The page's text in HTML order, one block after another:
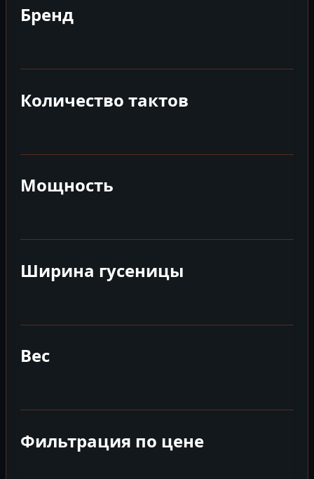
Бренд
Количество тактов
Мощность
Ширина гусеницы
Вес
Фильтрация по цене